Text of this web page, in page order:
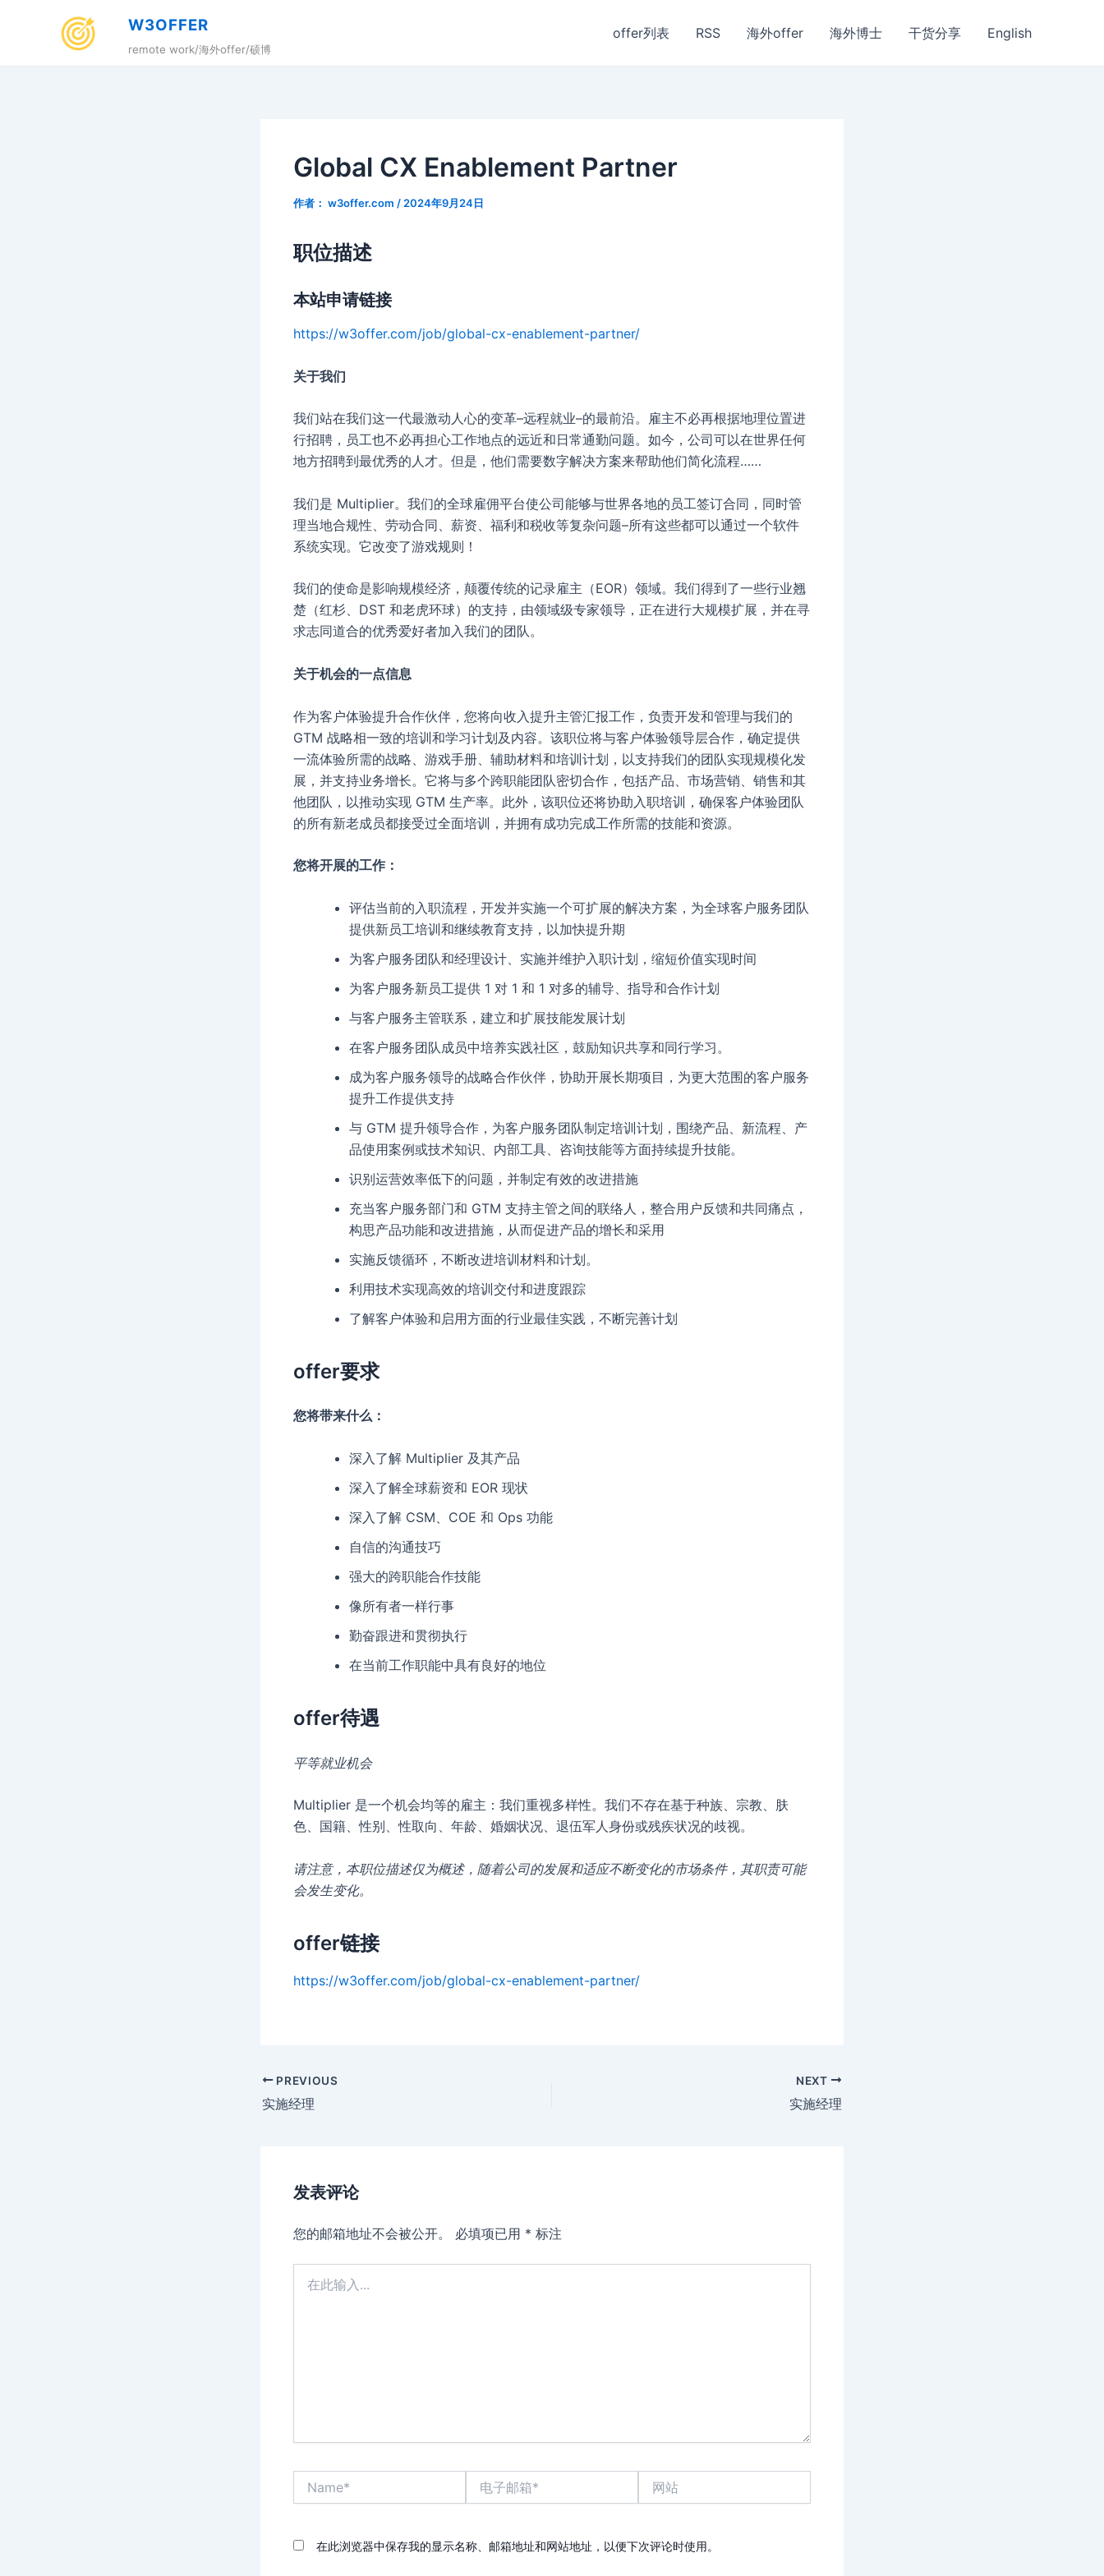
W3OFFER
remote work/海外offer/硕博
offer列表 RSS 海外offer 海外博士 干货分享 English
Global CX Enablement Partner
作者： w3offer.com / 2024年9月24日
职位描述
本站申请链接
https://w3offer.com/job/global-cx-enablement-partner/
关于我们
我们站在我们这一代最激动人心的变革–远程就业–的最前沿。雇主不必再根据地理位置进
行招聘，员工也不必再担心工作地点的远近和日常通勤问题。如今，公司可以在世界任何
地方招聘到最优秀的人才。但是，他们需要数字解决方案来帮助他们简化流程……
我们是 Multiplier。我们的全球雇佣平台使公司能够与世界各地的员工签订合同，同时管
理当地合规性、劳动合同、薪资、福利和税收等复杂问题–所有这些都可以通过一个软件
系统实现。它改变了游戏规则！
我们的使命是影响规模经济，颠覆传统的记录雇主（EOR）领域。我们得到了一些行业翘
楚（红杉、DST 和老虎环球）的支持，由领域级专家领导，正在进行大规模扩展，并在寻
求志同道合的优秀爱好者加入我们的团队。
关于机会的一点信息
作为客户体验提升合作伙伴，您将向收入提升主管汇报工作，负责开发和管理与我们的
GTM 战略相一致的培训和学习计划及内容。该职位将与客户体验领导层合作，确定提供
一流体验所需的战略、游戏手册、辅助材料和培训计划，以支持我们的团队实现规模化发
展，并支持业务增长。它将与多个跨职能团队密切合作，包括产品、市场营销、销售和其
他团队，以推动实现 GTM 生产率。此外，该职位还将协助入职培训，确保客户体验团队
的所有新老成员都接受过全面培训，并拥有成功完成工作所需的技能和资源。
您将开展的工作：
评估当前的入职流程，开发并实施一个可扩展的解决方案，为全球客户服务团队
提供新员工培训和继续教育支持，以加快提升期
为客户服务团队和经理设计、实施并维护入职计划，缩短价值实现时间
为客户服务新员工提供 1 对 1 和 1 对多的辅导、指导和合作计划
与客户服务主管联系，建立和扩展技能发展计划
在客户服务团队成员中培养实践社区，鼓励知识共享和同行学习。
成为客户服务领导的战略合作伙伴，协助开展长期项目，为更大范围的客户服务
提升工作提供支持
与 GTM 提升领导合作，为客户服务团队制定培训计划，围绕产品、新流程、产
品使用案例或技术知识、内部工具、咨询技能等方面持续提升技能。
识别运营效率低下的问题，并制定有效的改进措施
充当客户服务部门和 GTM 支持主管之间的联络人，整合用户反馈和共同痛点，
构思产品功能和改进措施，从而促进产品的增长和采用
实施反馈循环，不断改进培训材料和计划。
利用技术实现高效的培训交付和进度跟踪
了解客户体验和启用方面的行业最佳实践，不断完善计划
offer要求
您将带来什么：
深入了解 Multiplier 及其产品
深入了解全球薪资和 EOR 现状
深入了解 CSM、COE 和 Ops 功能
自信的沟通技巧
强大的跨职能合作技能
像所有者一样行事
勤奋跟进和贯彻执行
在当前工作职能中具有良好的地位
offer待遇
平等就业机会
Multiplier 是一个机会均等的雇主：我们重视多样性。我们不存在基于种族、宗教、肤
色、国籍、性别、性取向、年龄、婚姻状况、退伍军人身份或残疾状况的歧视。
请注意，本职位描述仅为概述，随着公司的发展和适应不断变化的市场条件，其职责可能
会发生变化。
offer链接
https://w3offer.com/job/global-cx-enablement-partner/
Post
navigation
PREVIOUS
实施经理
NEXT
实施经理
发表评论
您的邮箱地址不会被公开。 必填项已用 * 标注
*
在此浏览器中保存我的显示名称、邮箱地址和网站地址，以便下次评论时使用。